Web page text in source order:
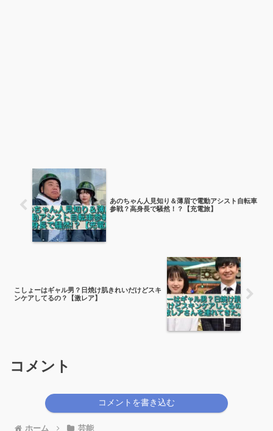
あのちゃん人見知り＆薄眉で電動アシスト自転車
参戦？高身長で騒然！？【充電旅】
こしょーはギャル男？日焼け肌きれいだけどスキ
ンケアしてるの？【激レア】
コメント
コメントを書き込む
ホーム 芸能